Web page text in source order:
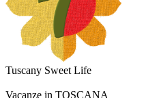
Tuscany Sweet Life
Vacanze in TOSCANA